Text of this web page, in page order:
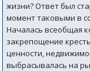
жизни? Ответ был
момент таковыми в
Началась всеобщая
закрепощение
ценности,
выбрасывалась на